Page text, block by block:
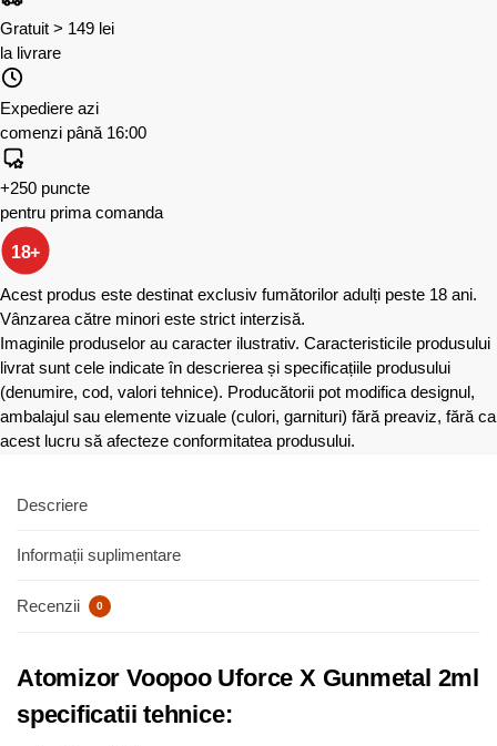
Gratuit > 149 lei
la livrare
Expediere azi
comenzi până 16:00
+250 puncte
pentru prima comanda
18+
Acest produs este destinat exclusiv fumătorilor adulți peste 18 ani.
Vânzarea către minori este strict interzisă.
Imaginile produselor au caracter ilustrativ. Caracteristicile produsului
livrat sunt cele indicate în descrierea și specificațiile produsului
(denumire, cod, valori tehnice). Producătorii pot modifica designul,
ambalajul sau elemente vizuale (culori, garnituri) fără preaviz, fără ca
acest lucru să afecteze conformitatea produsului.
Descriere
Informații suplimentare
Recenzii 0
Atomizor Voopoo Uforce X Gunmetal 2ml
specificatii tehnice: